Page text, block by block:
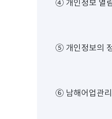
④ 개인정보 열
⑤ 개인정보의
⑥ 남해어업관리